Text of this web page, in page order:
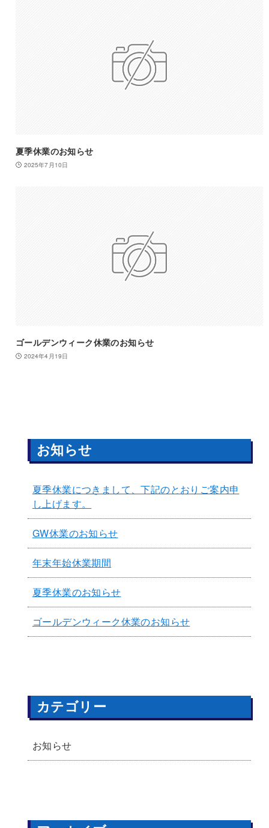
夏季休業のお知らせ
2025年7月10日
ゴールデンウィーク休業のお知らせ
2024年4月19日
お知らせ
夏季休業につきまして、下記のとおりご案内申
し上げます。
GW休業のお知らせ
年末年始休業期間
夏季休業のお知らせ
ゴールデンウィーク休業のお知らせ
カテゴリー
お知らせ